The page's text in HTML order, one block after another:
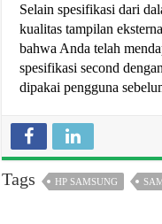
Selain spesifikasi dari
kualitas tampilan
bahwa Anda telah
spesifikasi second
dipakai pengguna
Tags HP SAMSUNG